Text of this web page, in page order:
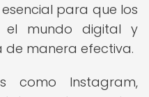
para que los
el mundo digital y
de manera efectiva.
como Instagram,